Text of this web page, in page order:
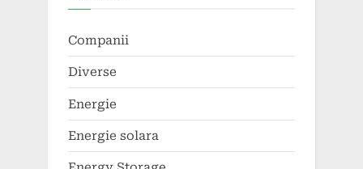
Companii
Diverse
Energie
Energie solara